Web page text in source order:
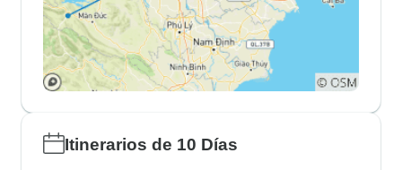
Itinerarios de 10 Días